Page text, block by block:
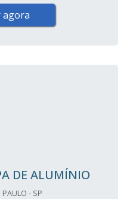
agora
DE ALUMÍNIO
- SP